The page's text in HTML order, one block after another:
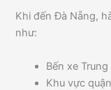
Khi đến Đà Nẵng,
như:
Bến xe
Khu vực